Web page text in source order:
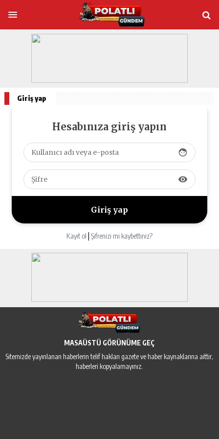
Giriş yap
Hesabınıza giriş yapın
face
visibility
Kayıt ol | Şifrenizi mi kaybettiniz?
MASAÜSTÜ GÖRÜNÜME GEÇ
Sitemizde yayınlanan haberlerin telif hakları gazete ve haber kaynaklarına aittir,
haberleri kopyalamayınız.